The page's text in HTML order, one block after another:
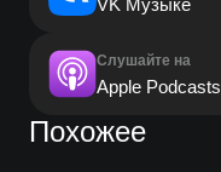
VK Музыке
Слушайте на
Apple Podcasts
Похожее